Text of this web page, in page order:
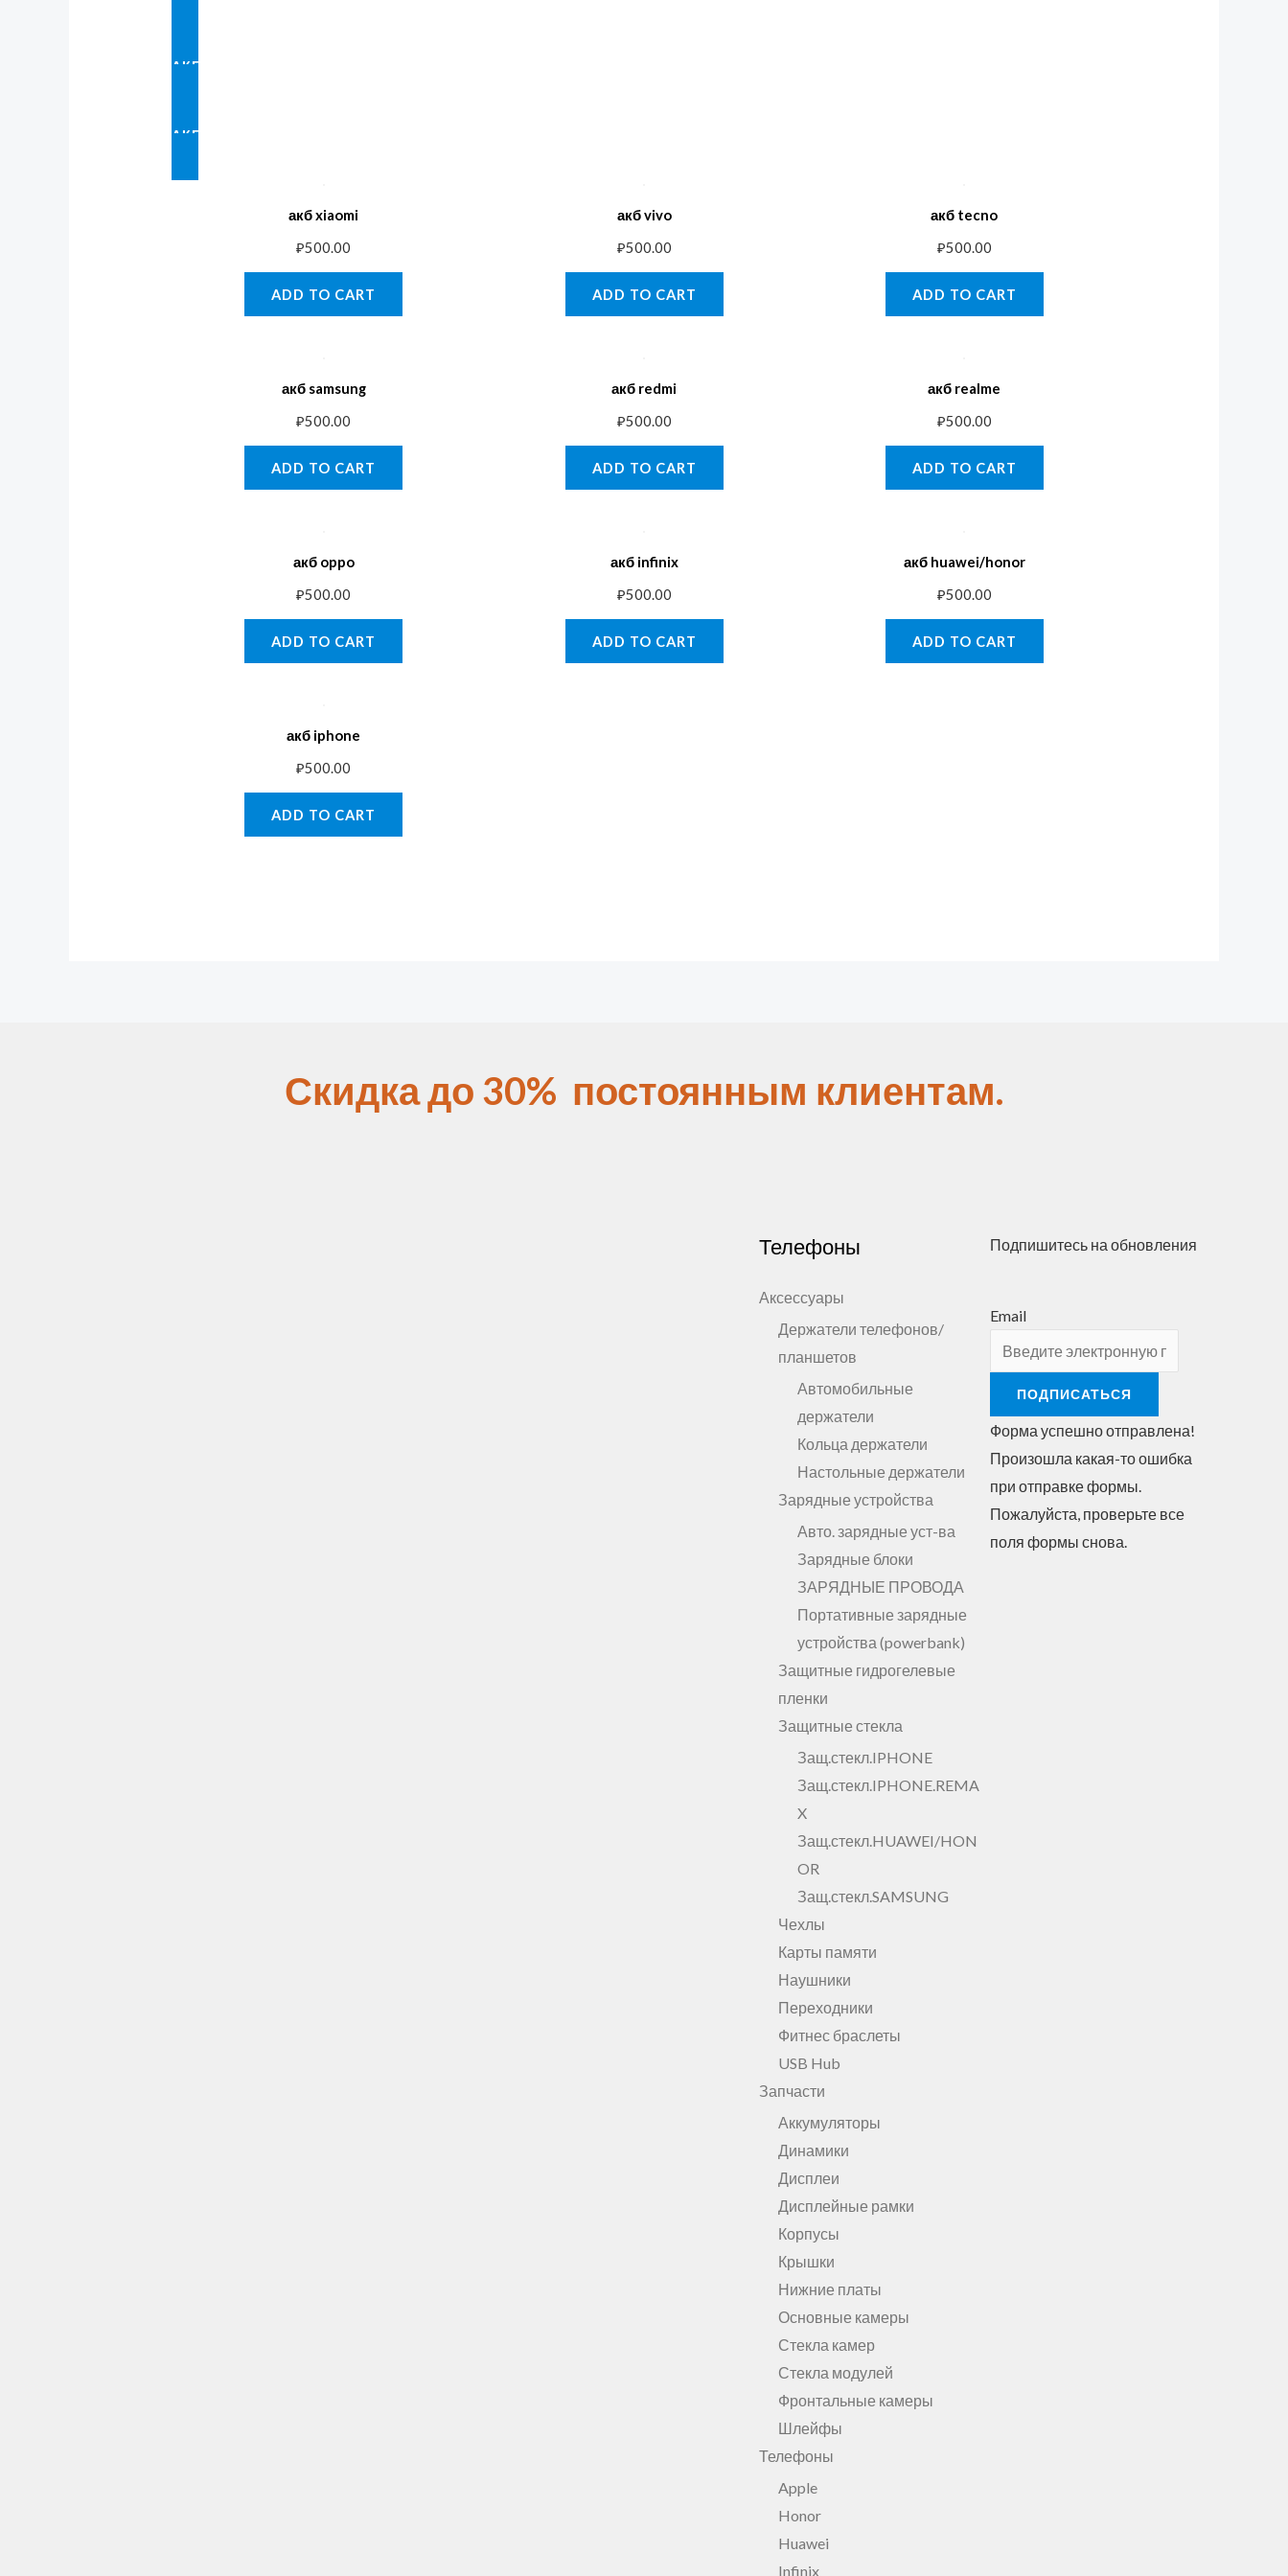
АКБ VIVO
АКБ XIAOMI
акб xiaomi
₽500.00
ADD TO CART
акб vivo
₽500.00
ADD TO CART
акб tecno
₽500.00
ADD TO CART
акб samsung
₽500.00
ADD TO CART
акб redmi
₽500.00
ADD TO CART
акб realme
₽500.00
ADD TO CART
акб oppo
₽500.00
ADD TO CART
акб infinix
₽500.00
ADD TO CART
акб huawei/honor
₽500.00
ADD TO CART
акб iphone
₽500.00
ADD TO CART
Скидка до 30% постоянным клиентам.
Телефоны
Аксессуары
Держатели телефонов/
планшетов
Автомобильные
держатели
Кольца держатели
Настольные держатели
Зарядные устройства
Авто. зарядные уст-ва
Зарядные блоки
ЗАРЯДНЫЕ ПРОВОДА
Портативные зарядные
устройства (powerbank)
Защитные гидрогелевые
пленки
Защитные стекла
Защ.стекл.IPHONE
Защ.стекл.IPHONE.REMA
X
Защ.стекл.HUAWEI/HON
OR
Защ.стекл.SAMSUNG
Чехлы
Карты памяти
Наушники
Переходники
Фитнес браслеты
USB Hub
Запчасти
Аккумуляторы
Динамики
Дисплеи
Дисплейные рамки
Корпусы
Крышки
Нижние платы
Основные камеры
Стекла камер
Стекла модулей
Фронтальные камеры
Шлейфы
Телефоны
Apple
Honor
Huawei
Infinix
Подпишитесь на обновления
Email
ПОДПИСАТЬСЯ
Форма успешно отправлена!
Произошла какая-то ошибка
при отправке формы.
Пожалуйста, проверьте все
поля формы снова.